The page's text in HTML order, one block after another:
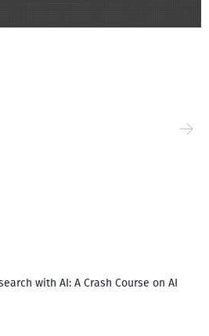
with AI: A Crash Course on AI